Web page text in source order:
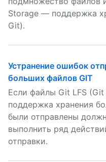
Storage — поддержка
Git).
Устранение ошибок
больших файлов GIT
Если файлы Git LFS
поддержка хранения
были отправлены
выполнить ряд
отправки.